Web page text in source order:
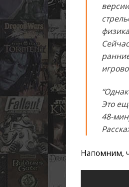
Это
48-
Напомним,